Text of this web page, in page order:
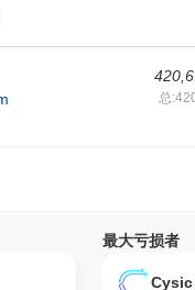
总
功能。当前的开发工作集中在
性。该项目还与多个去中心
广泛的区块链空间内增加集
一致交易量来表明，反映出
？
费者设计的，使他们能够参
。这使得开发者能够构建创
最大亏损者
Cysic